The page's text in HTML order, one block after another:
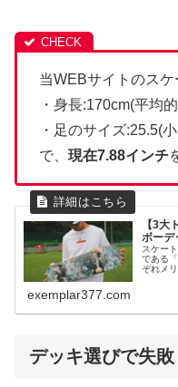
当WEBサイトのスケ
・身長:170cm(平均
・足のサイズ:25.5(
で、 現在7.88インチ
【3大
ボーデ
スケー
である
ぞれメ
exemplar377.com
デッキ選びで失